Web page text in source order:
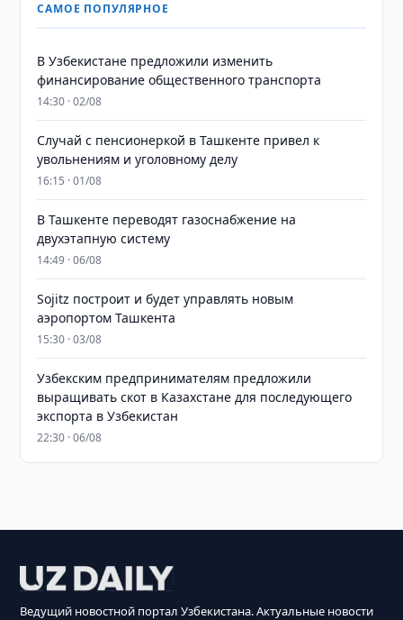
САМОЕ ПОПУЛЯРНОЕ
В Узбекистане предложили изменить
финансирование общественного транспорта
14:30 · 02/08
Случай с пенсионеркой в Ташкенте привел к
увольнениям и уголовному делу
16:15 · 01/08
В Ташкенте переводят газоснабжение на
двухэтапную систему
14:49 · 06/08
Sojitz построит и будет управлять новым
аэропортом Ташкента
15:30 · 03/08
Узбекским предпринимателям предложили
выращивать скот в Казахстане для последующего
экспорта в Узбекистан
22:30 · 06/08
Ведущий новостной портал Узбекистана. Актуальные новости